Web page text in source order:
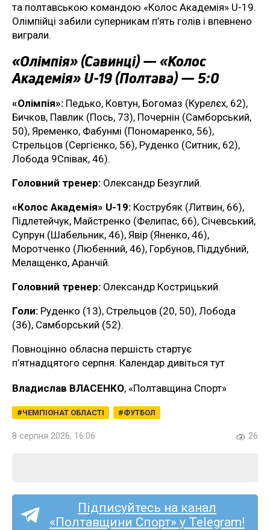
та полтавською командою «Колос Академія» U-19.
Олімпійці забили суперникам п’ять голів і впевнено
виграли.
«Олімпія» (Савинці) — «Колос
Академія» U-19 (Полтава) — 5:0
«Олімпія»: Педько, Ковтун, Богомаз (Курелєх, 62),
Бичков, Павлик (Пось, 73), Почернін (Самборський,
50), Яременко, Фабунмі (Пономаренко, 56),
Стрельцов (Сергієнко, 56), Руденко (Ситник, 62),
Лобода 9Співак, 46).
Головний тренер: Олександр Безуглий.
«Колос Академія» U-19: Кострубяк (Литвин, 66),
Підлетейчук, Майстренко (Фелипас, 66), Січевський,
Супрун (Шабельник, 46), Явір (Яненко, 46),
Моротченко (Любенний, 46), Горбунов, Піддубний,
Мелащенко, Аранчій.
Головний тренер: Олександр Кострицький.
Голи: Руденко (13), Стрельцов (20, 50), Лобода
(36), Самборський (52).
Повноцінно обласна першість стартує
п’ятнадцятого серпня. Календар дивіться тут
Владислав ВЛАСЕНКО, «Полтавщина Спорт»
ЧЕМПІОНАТ ОБЛАСТІ ФУТБОЛ
8 серпня 2026, 16:06 26
Підписуйтесь на канал
«Полтавщини Спорт» у Telegram!